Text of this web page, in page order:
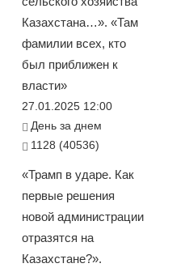
Казахстана…». «Там
фамилии всех, кто
был приближен к
власти»
27.01.2025 12:00
День за днем
1128 (40536)
«Трамп в ударе. Как
первые решения
новой администрации
отразятся на
Казахстане?».